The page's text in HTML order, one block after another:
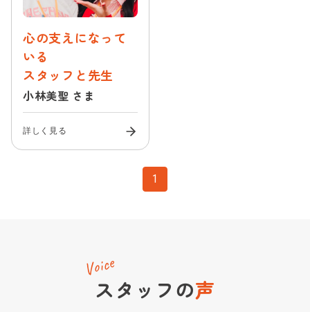
心の支えになって
いる
スタッフと先生
小林美聖 さま
詳しく見る
1
スタッフの声
Voice